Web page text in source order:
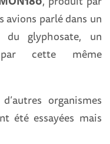
avions parlé dans un
du glyphosate, un
par cette même
organismes
été essayées mais